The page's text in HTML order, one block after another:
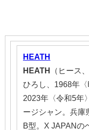
HEATH
HEATH
（ヒース
ひろし、1968年
2023年〈令和5年
ージシャン。兵庫
B型。X JAPANの